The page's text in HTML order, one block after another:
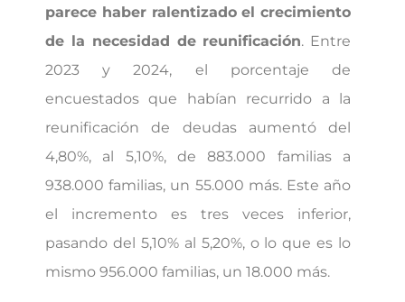
parece haber ralentizado el crecimiento
de la necesidad de reunificación. Entre
2023 y 2024, el porcentaje de
encuestados que habían recurrido a la
reunificación de deudas aumentó del
4,80%, al 5,10%, de 883.000 familias a
938.000 familias, un 55.000 más. Este año
el incremento es tres veces inferior,
pasando del 5,10% al 5,20%, o lo que es lo
mismo 956.000 familias, un 18.000 más.